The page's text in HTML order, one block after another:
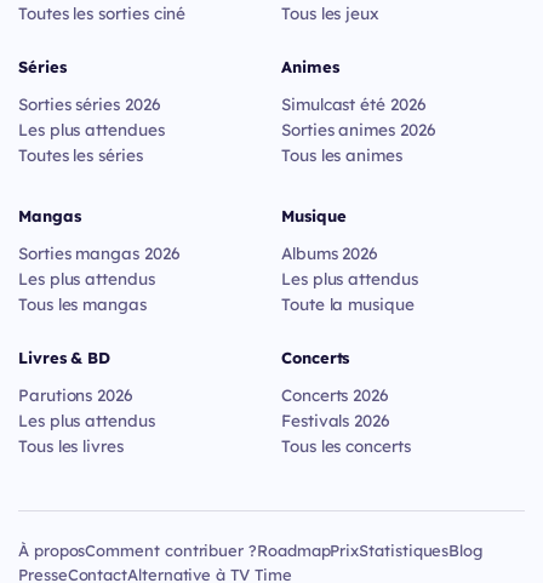
Toutes les sorties ciné
Séries
Sorties séries 2026
Les plus attendues
Toutes les séries
Tous les jeux
Animes
Simulcast été 2026
Sorties animes 2026
Tous les animes
Mangas
Sorties mangas 2026
Les plus attendus
Tous les mangas
Livres & BD
Parutions 2026
Les plus attendus
Tous les livres
Musique
Albums 2026
Les plus attendus
Toute la musique
Concerts
Concerts 2026
Festivals 2026
Tous les concerts
À proposComment contribuer ?RoadmapPrixStatistiquesBlog
PresseContactAlternative à TV Time